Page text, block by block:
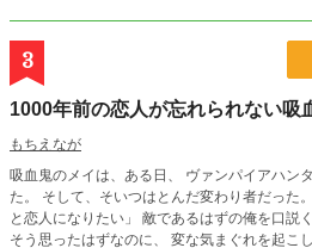
3
1000年前の恋人が忘れられない吸
もちえなが
吸血鬼のメイは、ある日、 ヴァンパイアハン
た。 そして、そいつはとんだ変わり者だった。 「本当に綺麗だなぁ」 「僕は君
と恋人になりたい」 敵であるはずの俺を口説くなんて、頭のおかしいやつだ。
そう思ったはずなのに、 変な気まぐれを起こして、恋